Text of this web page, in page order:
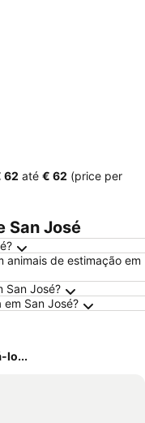
62 até ‎€ 62 (price per
San José
animais de estimação em
San José?
em San José?
lo...